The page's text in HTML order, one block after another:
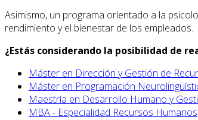
Asimismo, un programa orientado a la
rendimiento y el bienestar de los empleados.
¿Estás considerando la posibilidad de
Máster en Dirección y Gestión de
Máster en Programación
Maestría en Desarrollo Humano y
MBA - Especialidad Recursos Humanos